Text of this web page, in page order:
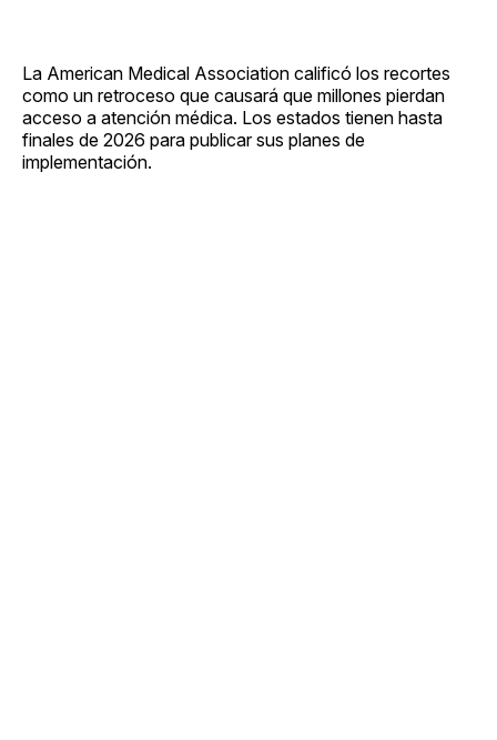
La American Medical Association calificó los recortes
como un retroceso que causará que millones pierdan
acceso a atención médica. Los estados tienen hasta
finales de 2026 para publicar sus planes de
implementación.